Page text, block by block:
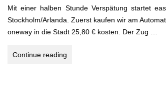
Mit einer halben Stunde Verspätung startet
Stockholm/Arlanda. Zuerst kaufen wir am
oneway in die Stadt 25,80 € kosten. Der Zug …
Continue reading